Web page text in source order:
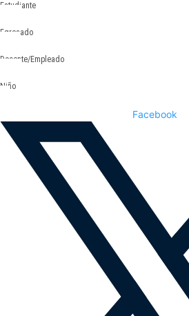
Estudiante
Egresado
Docente/Empleado
Niño
Facebook